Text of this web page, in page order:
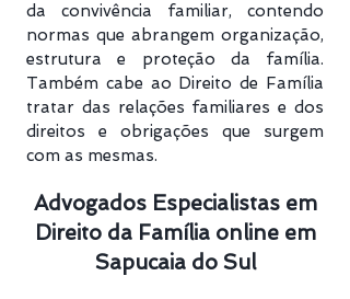
da convivência familiar, contendo
normas que abrangem organização,
estrutura e proteção da família.
Também cabe ao Direito de Família
tratar das relações familiares e dos
direitos e obrigações que surgem
com as mesmas.
Advogados Especialistas em
Direito da Família online em
Sapucaia do Sul